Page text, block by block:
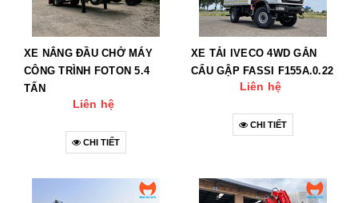
XE NÂNG ĐẦU CHỞ MÁY
CÔNG TRÌNH FOTON 5.4
TẤN
Liên hệ
CHI TIẾT
XE TẢI IVECO 4WD GẮN
CẨU GẬP FASSI F155A.0.22
Liên hệ
CHI TIẾT